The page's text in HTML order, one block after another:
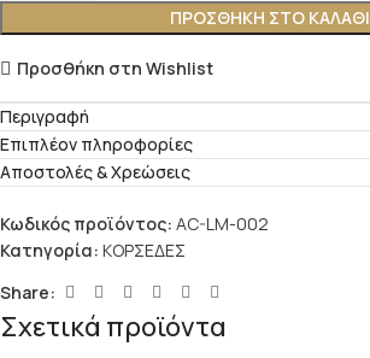
ΠΡΟΣΘΉΚΗ ΣΤΟ ΚΑΛΆΘΙ
Προσθήκη στη Wishlist
Περιγραφή
Επιπλέον πληροφορίες
Αποστολές & Χρεώσεις
Κωδικός προϊόντος: AC-LM-002
Κατηγορία: ΚΟΡΣΕΔΕΣ
Share:
Σχετικά προϊόντα